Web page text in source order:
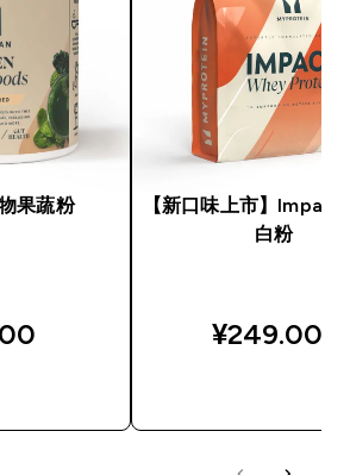
果蔬粉
【新口味上市】Impact
白粉
¥249.00‎